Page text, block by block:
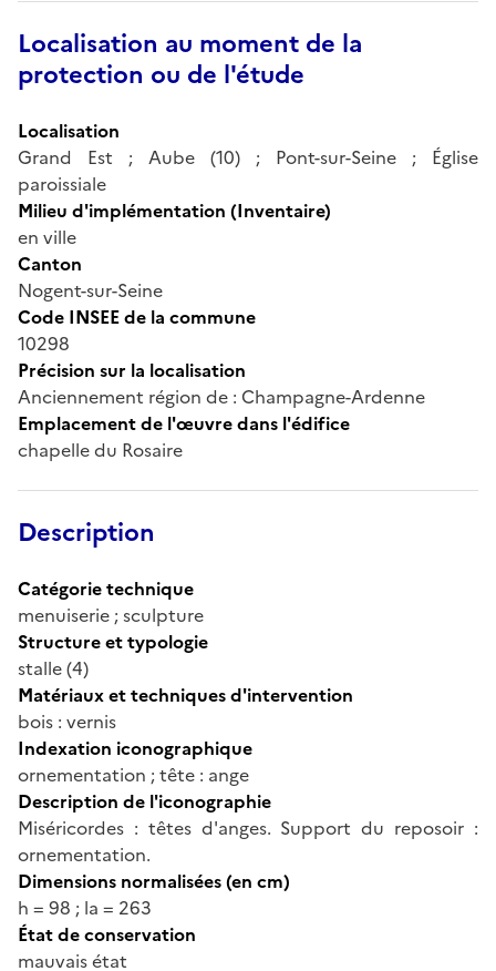
Localisation au moment de la
protection ou de l'étude
Localisation
Grand Est ; Aube (10) ; Pont-sur-Seine ; Église
paroissiale
Milieu d'implémentation (Inventaire)
en ville
Canton
Nogent-sur-Seine
Code INSEE de la commune
10298
Précision sur la localisation
Anciennement région de : Champagne-Ardenne
Emplacement de l'œuvre dans l'édifice
chapelle du Rosaire
Description
Catégorie technique
menuiserie ; sculpture
Structure et typologie
stalle (4)
Matériaux et techniques d'intervention
bois : vernis
Indexation iconographique
ornementation ; tête : ange
Description de l'iconographie
Miséricordes : têtes d'anges. Support du reposoir :
ornementation.
Dimensions normalisées (en cm)
h = 98 ; la = 263
État de conservation
mauvais état